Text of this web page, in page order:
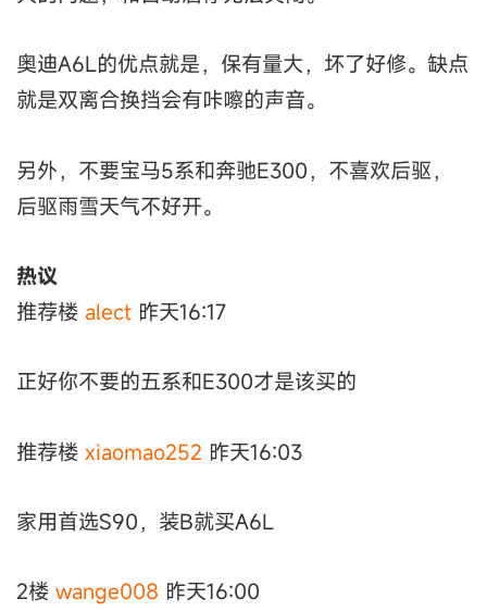
奥迪A6L的优点就是，保有量大，坏了好修。缺点
就是双离合换挡会有咔嚓的声音。
另外，不要宝马5系和奔驰E300，不喜欢后驱，
后驱雨雪天气不好开。
热议
推荐楼 alect 昨天16:17
正好你不要的五系和E300才是该买的
推荐楼 xiaomao252 昨天16:03
家用首选S90，装B就买A6L
2楼 wange008 昨天16:00